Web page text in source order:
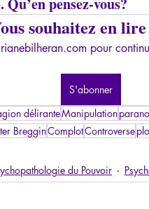
pensez-vous?
souhaitez en
pour
S'abonner
déliranteManipulation
BregginComplotControverse
du Pouvoir